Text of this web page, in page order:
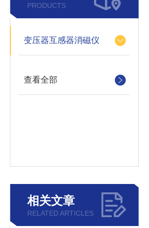
PRODUCTS
变压器互感器消磁仪
查看全部
相关文章
RELATED ARTICLES